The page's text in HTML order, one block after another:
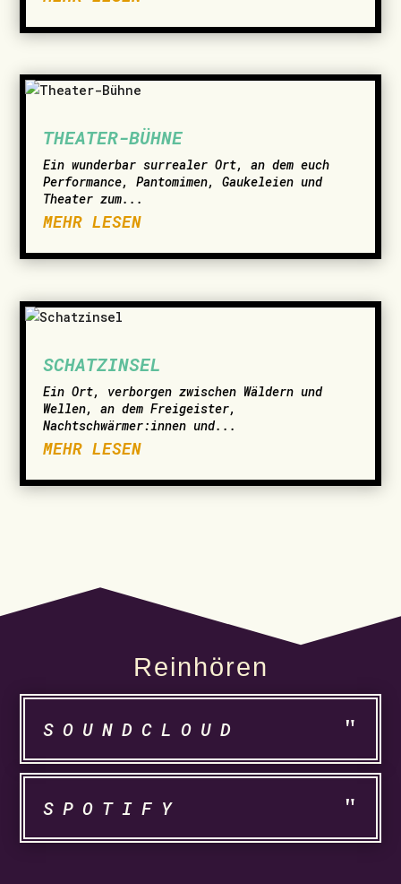
THEATER-BÜHNE
Ein wunderbar surrealer Ort, an dem euch
Performance, Pantomimen, Gaukeleien und
Theater zum...
MEHR LESEN
SCHATZINSEL
Ein Ort, verborgen zwischen Wäldern und
Wellen, an dem Freigeister,
Nachtschwärmer:innen und...
MEHR LESEN
Reinhören
SOUNDCLOUD
SPOTIFY